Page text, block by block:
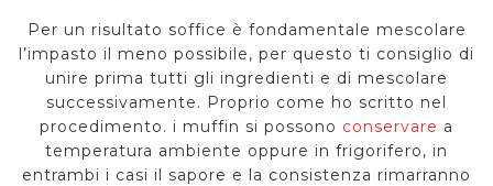
Per un risultato soffice è fondamentale mescolare
l’impasto il meno possibile, per questo ti consiglio di
unire prima tutti gli ingredienti e di mescolare
successivamente. Proprio come ho scritto nel
procedimento. i muffin si possono conservare a
temperatura ambiente oppure in frigorifero, in
entrambi i casi il sapore e la consistenza rimarranno